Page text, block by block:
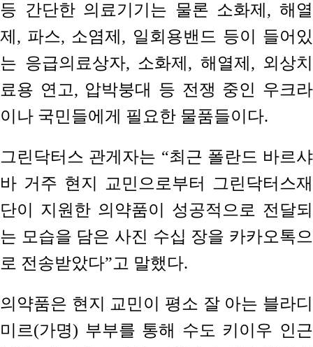
등 간단한 의료기기는 물론 소화제, 해열
제, 파스, 소염제, 일회용밴드 등이 들어있
는 응급의료상자, 소화제, 해열제, 외상치
료용 연고, 압박붕대 등 전쟁 중인 우크라
이나 국민들에게 필요한 물품들이다.
그린닥터스 관게자는 “최근 폴란드 바르샤
바 거주 현지 교민으로부터 그린닥터스재
단이 지원한 의약품이 성공적으로 전달되
는 모습을 담은 사진 수십 장을 카카오톡으
로 전송받았다”고 말했다.
의약품은 현지 교민이 평소 잘 아는 블라디
미르(가명) 부부를 통해 수도 키이우 인근